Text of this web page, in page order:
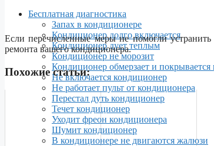
Бесплатная диагностика
Запах в кондиционере
Кондиционер долго включается
Кондиционер дует теплым
Кондиционер не морозит
Кондиционер обмерзает и покрывается
Не включается кондиционер
Не работает пульт от кондиционера
Перестал дуть кондиционер
Течет кондиционер
Уходит фреон кондиционера
Шумит кондиционер
В кондиционере не двигаются жалюзи
Если перечисленные меры не помогли
ремонта вашего кондиционера.
Похожие статьи: